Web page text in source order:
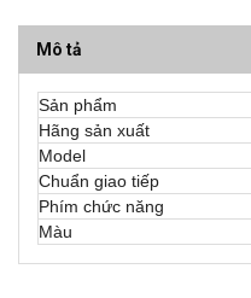
Mô tả
Sản phẩm
Hãng sản xuất
Model
Chuẩn giao tiếp
Phím chức năng
Màu